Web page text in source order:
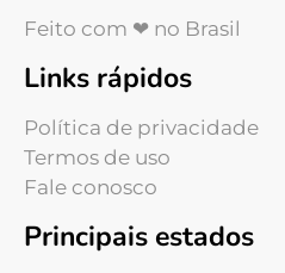
Feito com ❤ no Brasil
Links rápidos
Política de privacidade
Termos de uso
Fale conosco
Principais estados